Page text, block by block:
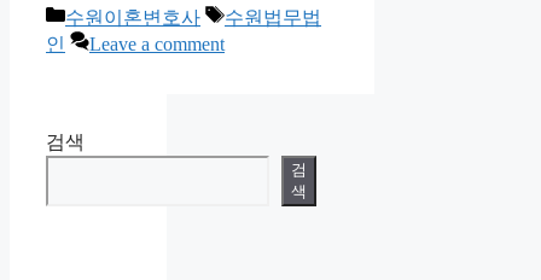
Categories
수원이혼변호사 Tags
수원법무법
인
Leave a comment
검색
검
색